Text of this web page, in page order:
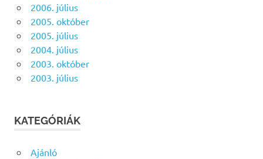
2006. július
2005. október
2005. július
2004. július
2003. október
2003. július
KATEGÓRIÁK
Ajánló